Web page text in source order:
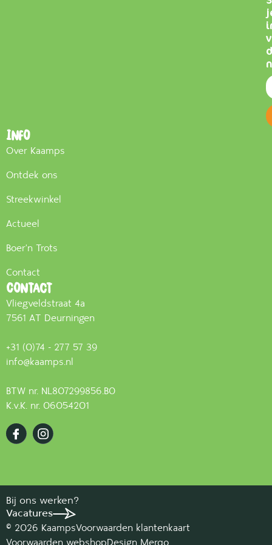
Info
Over Kaamps
Ontdek ons
Streekwinkel
Actueel
Boer'n Trots
Contact
Contact
Vliegveldstraat 4a
7561 AT Deurningen
+31 (0)74 - 277 57 39
info@kaamps.nl
BTW nr. NL807299856.B0
K.v.K. nr. 06054201
© 2026 KaampsVoorwaarden klantenkaart
Bij ons werken?
Vacatures